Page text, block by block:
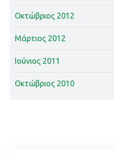
Οκτώβριος 2012
Μάρτιος 2012
Ιούνιος 2011
Οκτώβριος 2010